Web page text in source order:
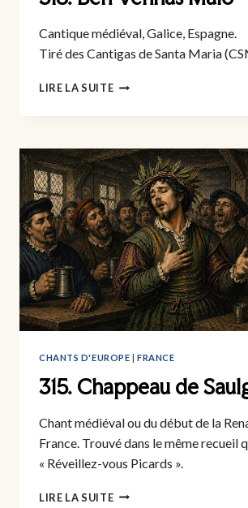
Cantique médiéval, Galice, Espagne.
Tiré des Cantigas de Santa Maria
LIRE LA SUITE318.
CHANTS D'EUROPE |FRANCE
315. Chappeau de
Chant médiéval ou du début de la
France. Trouvé dans le même recueil
« Réveillez-vous Picards ».
LIRE LA SUITE315.